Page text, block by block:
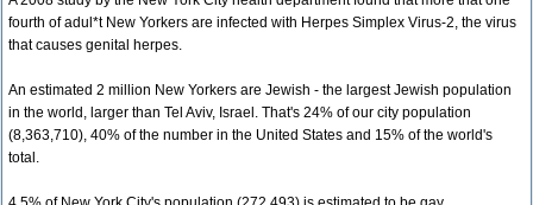
fourth of adul*t New Yorkers are infected with Herpes Simplex Virus-2, the virus
that causes genital herpes.
An estimated 2 million New Yorkers are Jewish - the largest Jewish population
in the world, larger than Tel Aviv, Israel. That's 24% of our city population
(8,363,710), 40% of the number in the United States and 15% of the world's
total.